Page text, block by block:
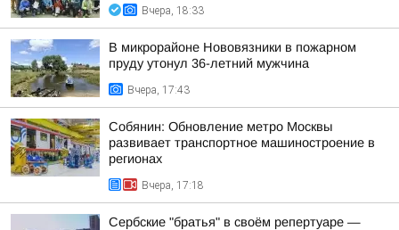
Вчера, 18:33
В микрорайоне Нововязники в пожарном
пруду утонул 36-летний мужчина
Вчера, 17:43
Собянин: Обновление метро Москвы
развивает транспортное машиностроение в
регионах
Вчера, 17:18
Сербские "братья" в своём репертуаре —